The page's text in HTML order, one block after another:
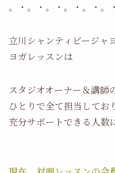
。・。・。・。・。・。
立川シャンティビージャ
ヨガレッスンは
スタジオオーナー＆講師
ひとりで全て担当してお
充分サポートできる人数